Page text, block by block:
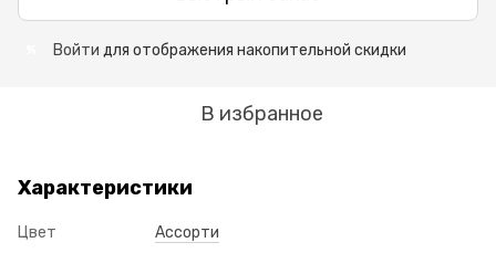
Войти для отображения накопительной скидки
В избранное
Характеристики
Цвет Ассорти